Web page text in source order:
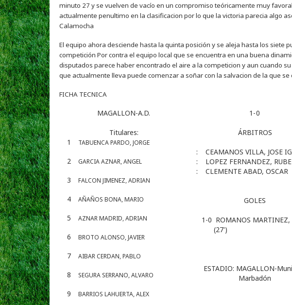
minuto 27 y se vuelven de vacío en un compromiso teóricamente muy
actualmente penultimo en la clasificacion por lo que la victoria parecia algo
Calamocha
El equipo ahora desciende hasta la quinta posición y se aleja hasta los siete
competición Por contra el equipo local que se encuentra en una buena
disputados parece haber encontrado el aire a la competicion y aun cuando
que actualmente lleva puede comenzar a soñar con la salvacion de la que
FICHA TECNICA
MAGALLON-A.D.
Titulares:
1
TABUENCA PARDO, JORGE
2 GARCIA AZNAR, ANGEL
3 FALCON JIMENEZ, ADRIAN
4 AÑAÑOS BONA, MARIO
5 AZNAR MADRID, ADRIAN
6 BROTO ALONSO, JAVIER
7 AIBAR CERDAN, PABLO
8 SEGURA SERRANO, ALVARO
9 BARRIOS LAHUERTA, ALEX
1 -0
ÁRBITROS
: CEAMANOS VILLA, JOSE
: LOPEZ FERNANDEZ,
: CLEMENTE ABAD, OSCAR
GOLES
1-0 ROMANOS MARTINEZ,
(27')
ESTADIO: MAGALLON-
Marbadón